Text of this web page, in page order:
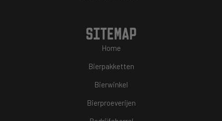
SITEMAP
Home
Bierpakketten
Bierwinkel
Bierproeverijen